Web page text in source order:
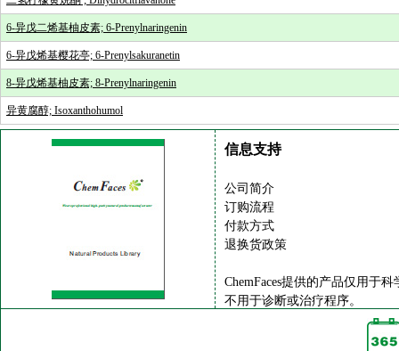
6-异戊二烯基柚皮素; 6-Prenylnaringenin
6-异戊烯基樱花亭; 6-Prenylsakuranetin
8-异戊烯基柚皮素; 8-Prenylnaringenin
异黄腐醇; Isoxanthohumol
信息支持
公司简介
订购流程
付款方式
退换货政策
ChemFaces提供的产品仅用于
不用于诊断或治疗程序。